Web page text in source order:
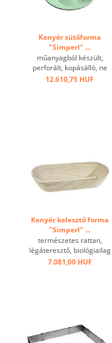
Kenyér sütőforma
"Simperl" ...
műanyagból készült,
perforált, kopásálló, ne
melegítse 70 ° C fölé,
12.610,75 HUF
Kenyér kelesztő forma
"Simperl" ...
természetes rattan,
légáteresztő, biológiailag
lebomló, élelmiszerekkel
7.081,00 HUF